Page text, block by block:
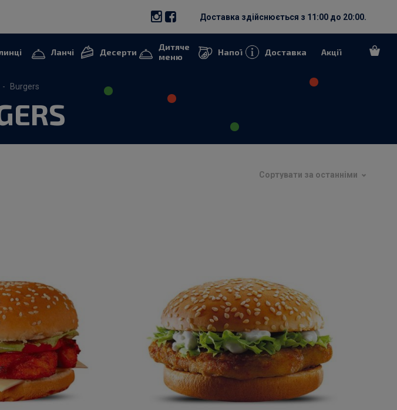
Доставка здійснюється з 11:00 до 20:00.
Ланчі Десерти
Дитяче
меню
Напої Доставка Акції
Burgers
Сортувати за останніми